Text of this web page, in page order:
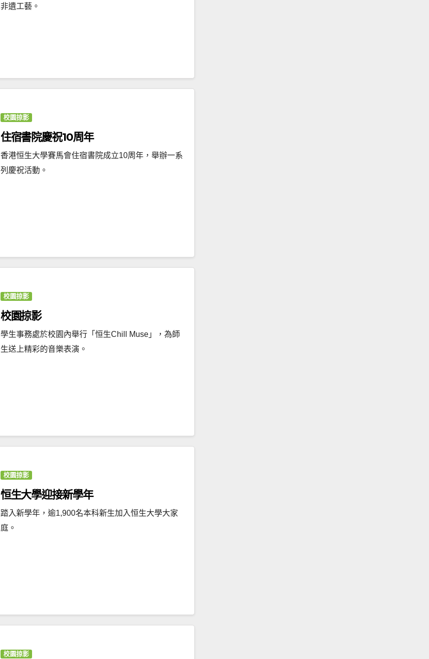
非遺工藝。
校園掠影
住宿書院慶祝10周年
香港恒生大學賽馬會住宿書院成立10周年，舉辦一系
列慶祝活動。
校園掠影
校園掠影
學生事務處於校園內舉行「恒生Chill Muse」，為師
生送上精彩的音樂表演。
校園掠影
恒生大學迎接新學年
踏入新學年，逾1,900名本科新生加入恒生大學大家
庭。
校園掠影